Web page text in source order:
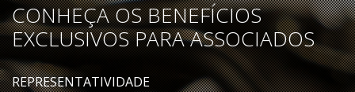
CONHEÇA OS BENEFÍCIOS
EXCLUSIVOS PARA ASSOCIADOS
REPRESENTATIVIDADE